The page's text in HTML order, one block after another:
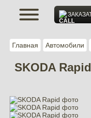
Главная Автомобили
SKODA